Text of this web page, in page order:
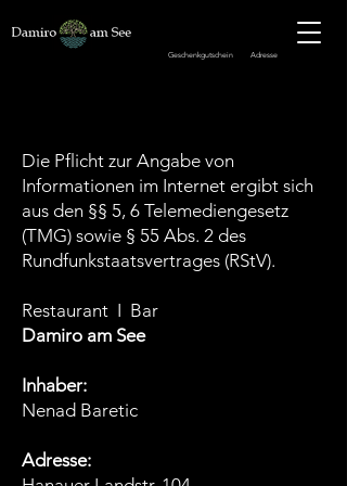
Geschenkgutschein Adresse
Die Pflicht zur Angabe von
Informationen im Internet ergibt sich
aus den §§ 5, 6 Telemediengesetz
(TMG) sowie § 55 Abs. 2 des
Rundfunkstaatsvertrages (RStV).
Restaurant I Bar
Damiro am See
Inhaber:
Nenad Baretic
Adresse: